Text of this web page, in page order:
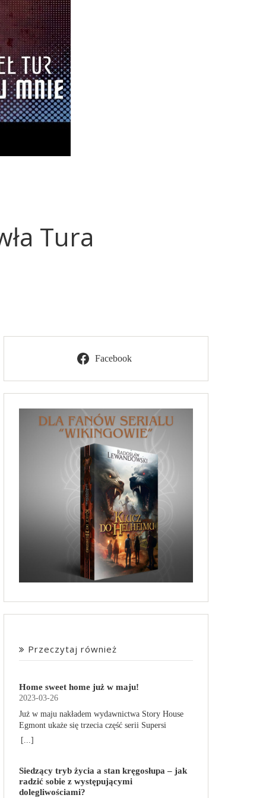
Tura
Facebook
Przeczytaj również
Home sweet home już w maju!
2023-03-26
Już w maju nakładem wydawnictwa Story House
Egmont ukaże się trzecia część serii Supersi
scenarzysty Frederic Maupome. Ten tom nosi tytuł
obdarzone supermocami i wspomagane przez
robota o imieniu Al. Są rozdarte między chęcią
prowadzenia normalnego życia wśród ludzi a
[...]
Siedzący tryb życia a stan kręgosłupa – jak
radzić sobie z występującymi
dolegliwościami?